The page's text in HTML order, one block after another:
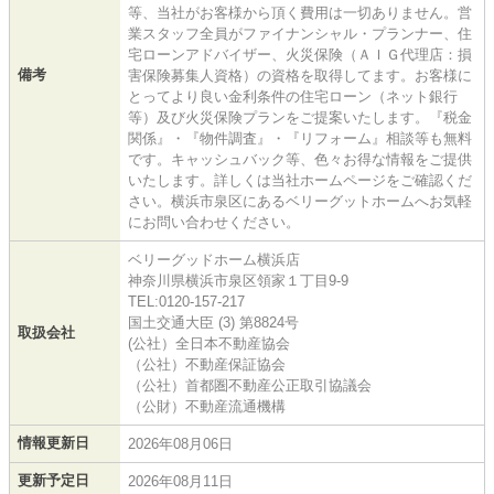
備考
等、当社がお客様から頂く費用は一切ありません。営
業スタッフ全員がファイナンシャル・プランナー、住
宅ローンアドバイザー、火災保険（ＡＩＧ代理店：損
害保険募集人資格）の資格を取得してます。お客様に
とってより良い金利条件の住宅ローン（ネット銀行
等）及び火災保険プランをご提案いたします。『税金
関係』・『物件調査』・『リフォーム』相談等も無料
です。キャッシュバック等、色々お得な情報をご提供
いたします。詳しくは当社ホームページをご確認くだ
さい。横浜市泉区にあるベリーグットホームへお気軽
にお問い合わせください。
取扱会社
ベリーグッドホーム横浜店
神奈川県横浜市泉区領家１丁目9-9
TEL:0120-157-217
国土交通大臣 (3) 第8824号
(公社）全日本不動産協会
（公社）不動産保証協会
（公社）首都圏不動産公正取引協議会
（公財）不動産流通機構
情報更新日 2026年08月06日
更新予定日 2026年08月11日